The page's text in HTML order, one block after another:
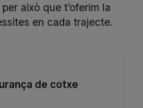
això que t’oferim la
en cada trajecte.
de cotxe